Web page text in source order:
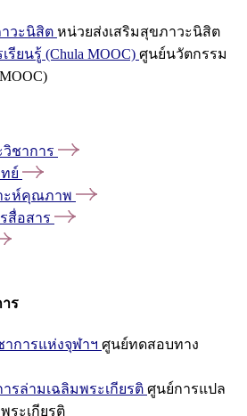
วะนิสิต หน่วยส่งเสริมสุขภาวะนิสิต
ยนรู้ (Chula MOOC) ศูนย์นวัตกรรม
ชาการ
ย์
ะห์คุณภาพ
สื่อสาร
ร
การแห่งจุฬาฯ ศูนย์ทดสอบทาง
รล่ามเฉลิมพระเกียรติ ศูนย์การแปล
ระเกียรติ